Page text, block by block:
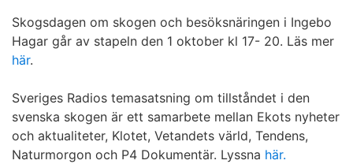
Skogsdagen om skogen och besöksnäringen i Ingebo
Hagar går av stapeln den 1 oktober kl 17- 20. Läs mer
här.
Sveriges Radios temasatsning om tillståndet i den
svenska skogen är ett samarbete mellan Ekots nyheter
och aktualiteter, Klotet, Vetandets värld, Tendens,
Naturmorgon och P4 Dokumentär. Lyssna här.